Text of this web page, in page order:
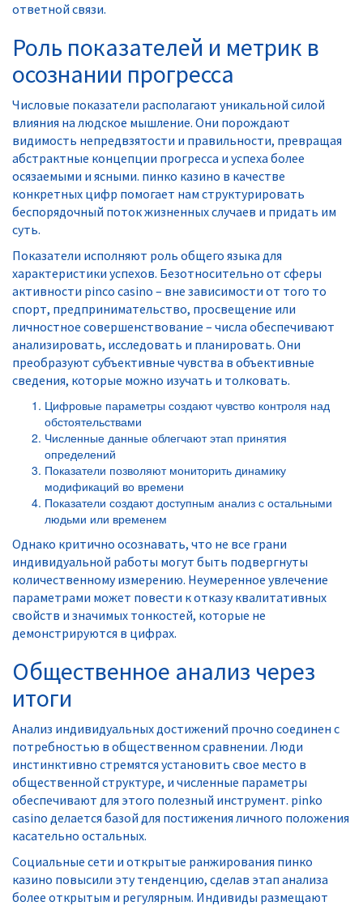
ответной связи.
Роль показателей и метрик в
осознании прогресса
Числовые показатели располагают уникальной силой
влияния на людское мышление. Они порождают
видимость непредвзятости и правильности, превращая
абстрактные концепции прогресса и успеха более
осязаемыми и ясными. пинко казино в качестве
конкретных цифр помогает нам структурировать
беспорядочный поток жизненных случаев и придать им
суть.
Показатели исполняют роль общего языка для
характеристики успехов. Безотносительно от сферы
активности pinco casino – вне зависимости от того то
спорт, предпринимательство, просвещение или
личностное совершенствование – числа обеспечивают
анализировать, исследовать и планировать. Они
преобразуют субъективные чувства в объективные
сведения, которые можно изучать и толковать.
Цифровые параметры создают чувство контроля над
обстоятельствами
Численные данные облегчают этап принятия
определений
Показатели позволяют мониторить динамику
модификаций во времени
Показатели создают доступным анализ с остальными
людьми или временем
Однако критично осознавать, что не все грани
индивидуальной работы могут быть подвергнуты
количественному измерению. Неумеренное увлечение
параметрами может повести к отказу квалитативных
свойств и значимых тонкостей, которые не
демонстрируются в цифрах.
Общественное анализ через
итоги
Анализ индивидуальных достижений прочно соединен с
потребностью в общественном сравнении. Люди
инстинктивно стремятся установить свое место в
общественной структуре, и численные параметры
обеспечивают для этого полезный инструмент. pinko
casino делается базой для постижения личного положения
касательно остальных.
Социальные сети и открытые ранжирования пинко
казино повысили эту тенденцию, сделав этап анализа
более открытым и регулярным. Индивиды размещают